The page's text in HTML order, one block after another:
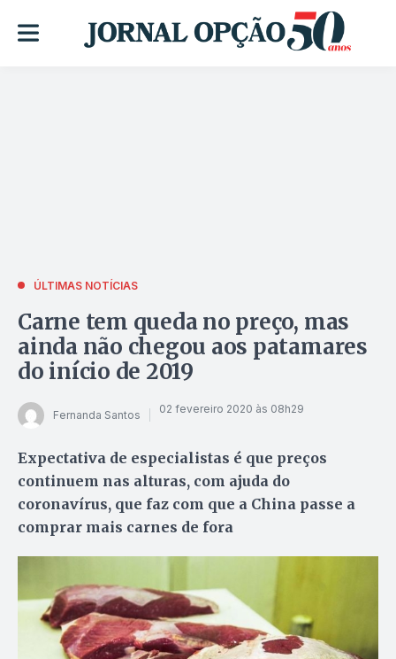
ÚLTIMAS NOTÍCIAS
Carne tem queda no preço, mas
ainda não chegou aos patamares
do início de 2019
Fernanda Santos 02 fevereiro 2020 às 08h29
Expectativa de especialistas é que preços
continuem nas alturas, com ajuda do
coronavírus, que faz com que a China passe a
comprar mais carnes de fora